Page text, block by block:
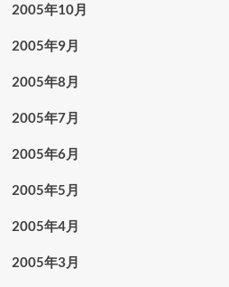
2005年10月
2005年9月
2005年8月
2005年7月
2005年6月
2005年5月
2005年4月
2005年3月